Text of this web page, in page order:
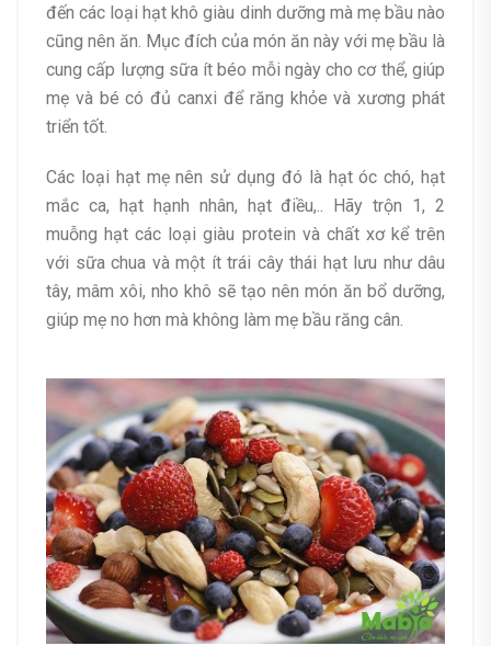
đến các loại hạt khô giàu dinh dưỡng mà mẹ bầu nào
cũng nên ăn. Mục đích của món ăn này với mẹ bầu là
cung cấp lượng sữa ít béo mỗi ngày cho cơ thể, giúp
mẹ và bé có đủ canxi để răng khỏe và xương phát
triển tốt.
Các loại hạt mẹ nên sử dụng đó là hạt óc chó, hạt
mắc ca, hạt hạnh nhân, hạt điều,.. Hãy trộn 1, 2
muỗng hạt các loại giàu protein và chất xơ kể trên
với sữa chua và một ít trái cây thái hạt lưu như dâu
tây, mâm xôi, nho khô sẽ tạo nên món ăn bổ dưỡng,
giúp mẹ no hơn mà không làm mẹ bầu răng cân.